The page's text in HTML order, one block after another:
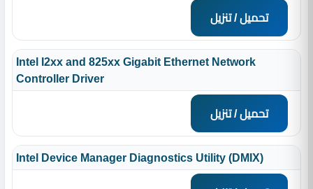
تحميل / تنزيل
Intel I2xx and 825xx Gigabit Ethernet Network
Controller Driver
تحميل / تنزيل
Intel Device Manager Diagnostics Utility (DMIX)